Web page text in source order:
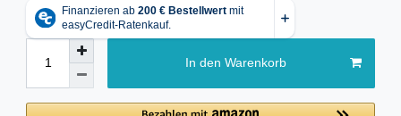
In den Warenkorb